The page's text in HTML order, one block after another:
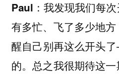
Paul：我发现我们每
有多忙、飞了多少地
醒自己别再这么开头
的。总之我很期待这